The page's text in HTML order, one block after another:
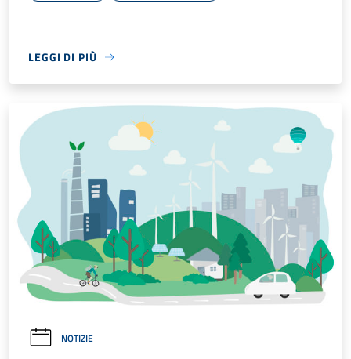
LEGGI DI PIÙ
NOTIZIE